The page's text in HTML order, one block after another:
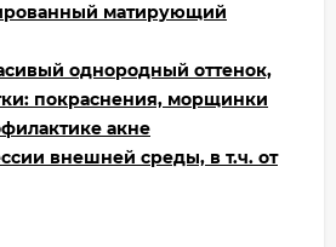
матирующий
однородный оттенок,
покраснения, морщинки
акне
внешней среды, в т.ч. от